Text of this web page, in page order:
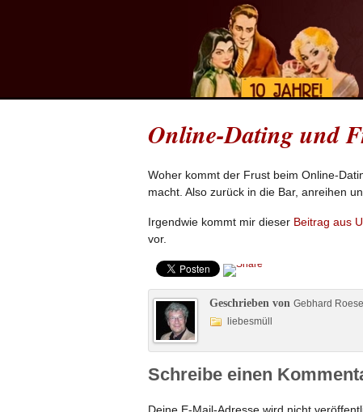
Online-Dating und
Woher kommt der Frust beim Online-
macht. Also zurück in die Bar, anreihen
Irgendwie kommt mir dieser Beitrag aus
vor.
Geschrieben von Gebhard Roese
liebesmüll
Schreibe einen